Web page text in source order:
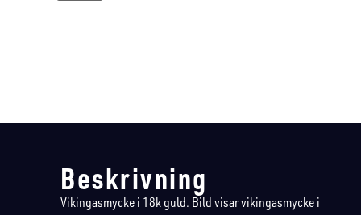
Beskrivning
Vikingasmycke i 18k guld. Bild visar vikingasmycke i